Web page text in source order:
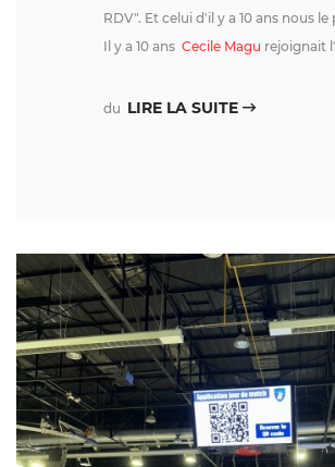
RDV". Et celui d'il y a 10 ans nous le
Il y a 10 ans Cecile Magu rejoignait
du LIRE LA SUITE